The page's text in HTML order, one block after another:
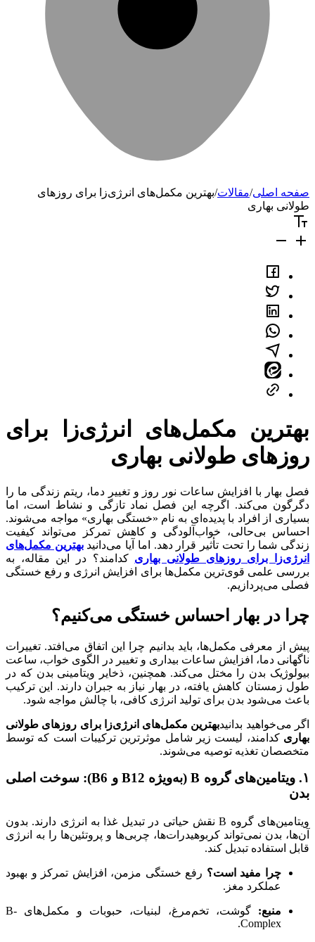
صفحه اصلی/مقالات/بهترین مکمل‌های انرژی‌زا برای روزهای
طولانی بهاری
بهترین مکمل‌های انرژی‌زا برای
روزهای طولانی بهاری
فصل بهار با افزایش ساعات نور روز و تغییر دما، ریتم زندگی ما را
دگرگون می‌کند. اگرچه این فصل نماد تازگی و نشاط است، اما
بسیاری از افراد با پدیده‌ای به نام «خستگی بهاری» مواجه می‌شوند.
احساس بی‌حالی، خواب‌آلودگی و کاهش تمرکز می‌تواند کیفیت
زندگی شما را تحت تأثیر قرار دهد. اما آیا می‌دانیدبهترین مکمل‌های
انرژی‌زا برای روزهای طولانی بهاری کدامند؟ در این مقاله، به
بررسی علمی قوی‌ترین مکمل‌ها برای افزایش انرژی و رفع خستگی
فصلی می‌پردازیم.
چرا در بهار احساس خستگی می‌کنیم؟
پیش از معرفی مکمل‌ها، باید بدانیم چرا این اتفاق می‌افتد. تغییرات
ناگهانی دما، افزایش ساعات بیداری و تغییر در الگوی خواب، ساعت
بیولوژیک بدن را مختل می‌کند. همچنین، ذخایر ویتامینی بدن که در
طول زمستان کاهش یافته، در بهار نیاز به جبران دارند. این ترکیب
باعث می‌شود بدن برای تولید انرژی کافی، با چالش مواجه شود.
اگر می‌خواهید بدانیدبهترین مکمل‌های انرژی‌زا برای روزهای طولانی
بهاری کدامند، لیست زیر شامل موثرترین ترکیبات است که توسط
متخصصان تغذیه توصیه می‌شوند.
۱. ویتامین‌های گروه B (به‌ویژه B12 و B6): سوخت اصلی
بدن
ویتامین‌های گروه B نقش حیاتی در تبدیل غذا به انرژی دارند. بدون
آن‌ها، بدن نمی‌تواند کربوهیدرات‌ها، چربی‌ها و پروتئین‌ها را به انرژی
قابل استفاده تبدیل کند.
چرا مفید است؟ رفع خستگی مزمن، افزایش تمرکز و بهبود
عملکرد مغز.
منبع:
گوشت، تخم‌مرغ، لبنیات، حبوبات و مکمل‌های B-
Complex.